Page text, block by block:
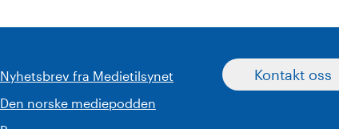
Nyhetsbrev fra Medietilsynet
Den norske mediepodden
Kontakt oss